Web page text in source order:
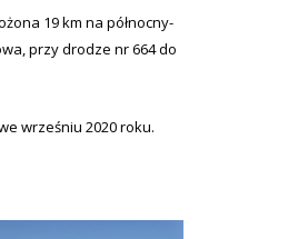
19 km na północny-
przy drodze nr 664 do
wrześniu 2020 roku.